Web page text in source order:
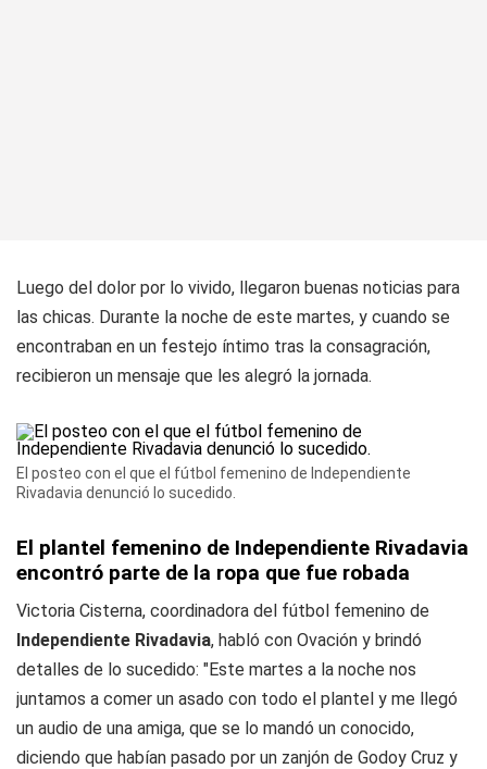
Luego del dolor por lo vivido, llegaron buenas noticias para
las chicas. Durante la noche de este martes, y cuando se
encontraban en un festejo íntimo tras la consagración,
recibieron un mensaje que les alegró la jornada.
El posteo con el que el fútbol femenino de Independiente
Rivadavia denunció lo sucedido.
El plantel femenino de Independiente Rivadavia
encontró parte de la ropa que fue robada
Victoria Cisterna, coordinadora del fútbol femenino de
Independiente Rivadavia, habló con Ovación y brindó
detalles de lo sucedido: "Este martes a la noche nos
juntamos a comer un asado con todo el plantel y me llegó
un audio de una amiga, que se lo mandó un conocido,
diciendo que habían pasado por un zanjón de Godoy Cruz y